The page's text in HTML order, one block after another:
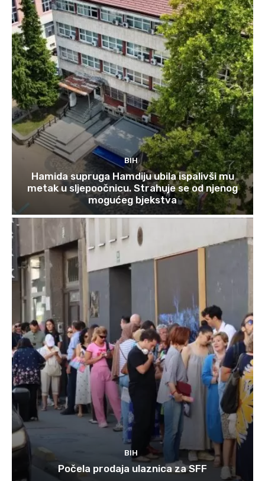
BIH
Hamida supruga Hamdiju ubila ispalivši mu
metak u sljepoočnicu. Strahuje se od njenog
mogućeg bjekstva
BIH
Počela prodaja ulaznica za SFF